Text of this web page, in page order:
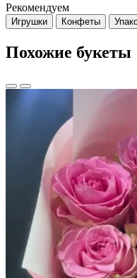
Рекомендуем
Игрушки Конфеты
Похожие букеты